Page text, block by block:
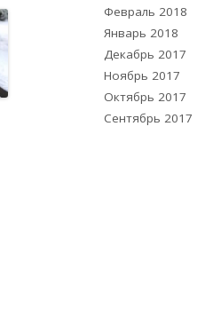
Февраль 2018
Январь 2018
Декабрь 2017
Ноябрь 2017
Октябрь 2017
Сентябрь 2017